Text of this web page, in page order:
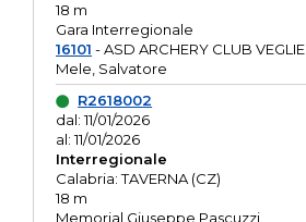
18 m
Gara Interregionale
16101 - ASD ARCHERY CLUB VEGLIE
Mele, Salvatore
R2618002
dal: 11/01/2026
al: 11/01/2026
Interregionale
Calabria: TAVERNA (CZ)
18 m
Memorial Giuseppe Pascuzzi